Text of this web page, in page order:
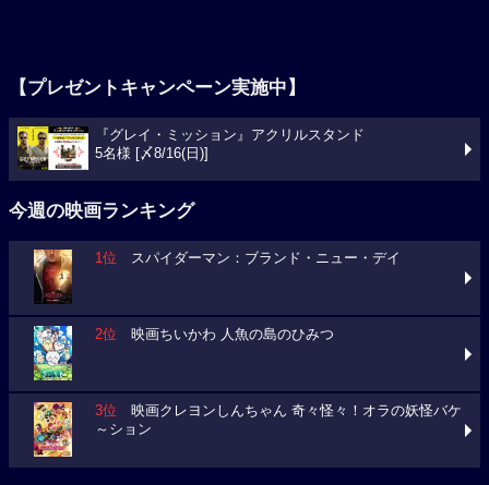
【プレゼントキャンペーン実施中】
『グレイ・ミッション』アクリルスタンド
5名様 [〆8/16(日)]
今週の映画ランキング
1位 スパイダーマン：ブランド・ニュー・デイ
2位 映画ちいかわ 人魚の島のひみつ
3位 映画クレヨンしんちゃん 奇々怪々！オラの妖怪バケ
～ション